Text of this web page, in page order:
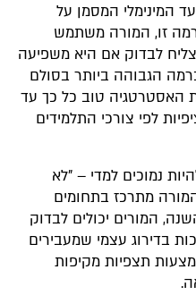
המינימלי המסמן על
זו, המורה משתמש
לבדוק אם היא משפיעה
הגבוהה ביותר בסולם
האסטרטגיה טוב כל כך עד
לפי צורכי התלמידים
נמוכים למדי – "לא
מתרכז בתחומים
המורים יכולים לבדוק
בדירוג עצמי שמעבירים
תצפיות מקיפות